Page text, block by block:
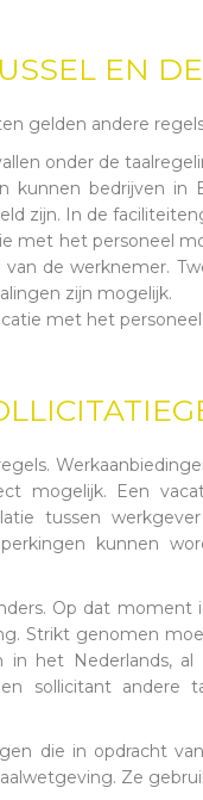
EN
gelden andere
onder de
kunnen bedrijven in
zijn. In de
met het personeel
van de werknemer.
zijn mogelijk.
met het
mogelijk. Een
tussen
kunnen
Op dat moment
Strikt genomen
in het Nederlands, al
sollicitant andere
die in opdracht
Ze